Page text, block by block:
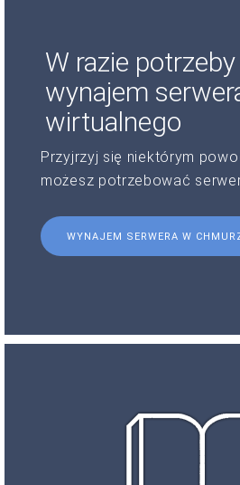
W razie
wynajem
wirtualnego
Przyjrzyj się niektórym
możesz potrzebować
WYNAJEM SERWERA W